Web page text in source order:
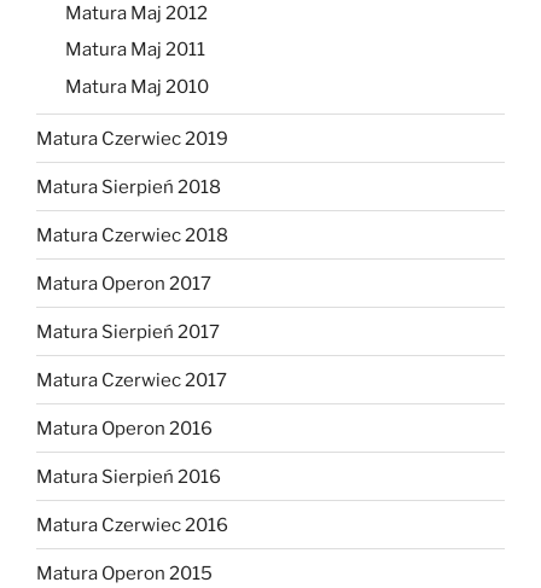
Matura Maj 2012
Matura Maj 2011
Matura Maj 2010
Matura Czerwiec 2019
Matura Sierpień 2018
Matura Czerwiec 2018
Matura Operon 2017
Matura Sierpień 2017
Matura Czerwiec 2017
Matura Operon 2016
Matura Sierpień 2016
Matura Czerwiec 2016
Matura Operon 2015